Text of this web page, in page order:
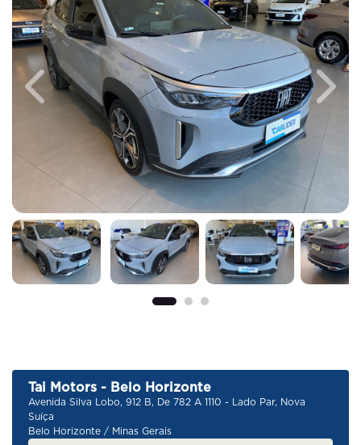
Previous Next
Tai Motors - Belo Horizonte
Avenida Silva Lobo, 912 B, De 782 A 1110 - Lado Par, Nova
Suíça
Belo Horizonte / Minas Gerais